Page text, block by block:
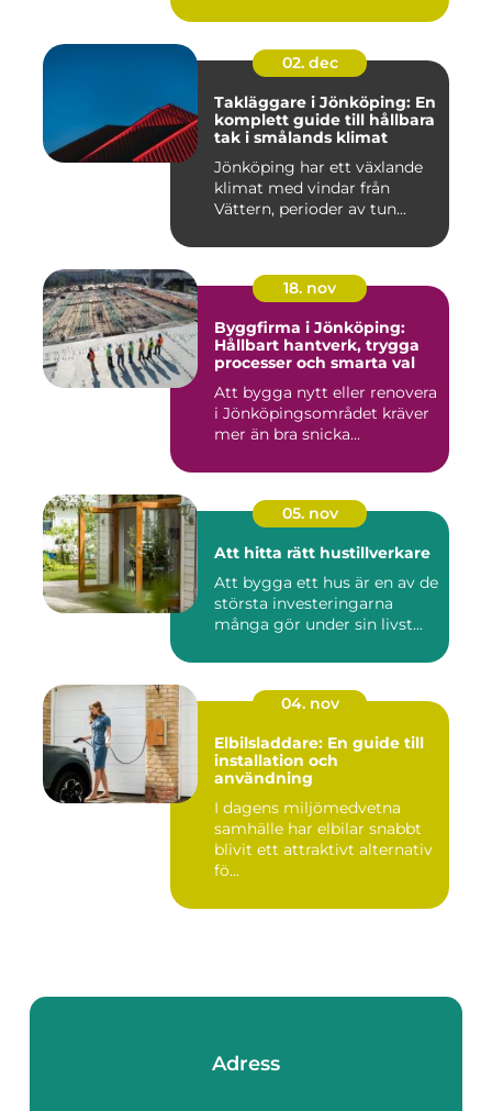
02. dec
Takläggare i Jönköping: En
komplett guide till hållbara
tak i smålands klimat
Jönköping har ett växlande
klimat med vindar från
Vättern, perioder av tun...
18. nov
Byggfirma i Jönköping:
Hållbart hantverk, trygga
processer och smarta val
Att bygga nytt eller renovera
i Jönköpingsområdet kräver
mer än bra snicka...
05. nov
Att hitta rätt hustillverkare
Att bygga ett hus är en av de
största investeringarna
många gör under sin livst...
04. nov
Elbilsladdare: En guide till
installation och
användning
I dagens miljömedvetna
samhälle har elbilar snabbt
blivit ett attraktivt alternativ
fö...
Adress